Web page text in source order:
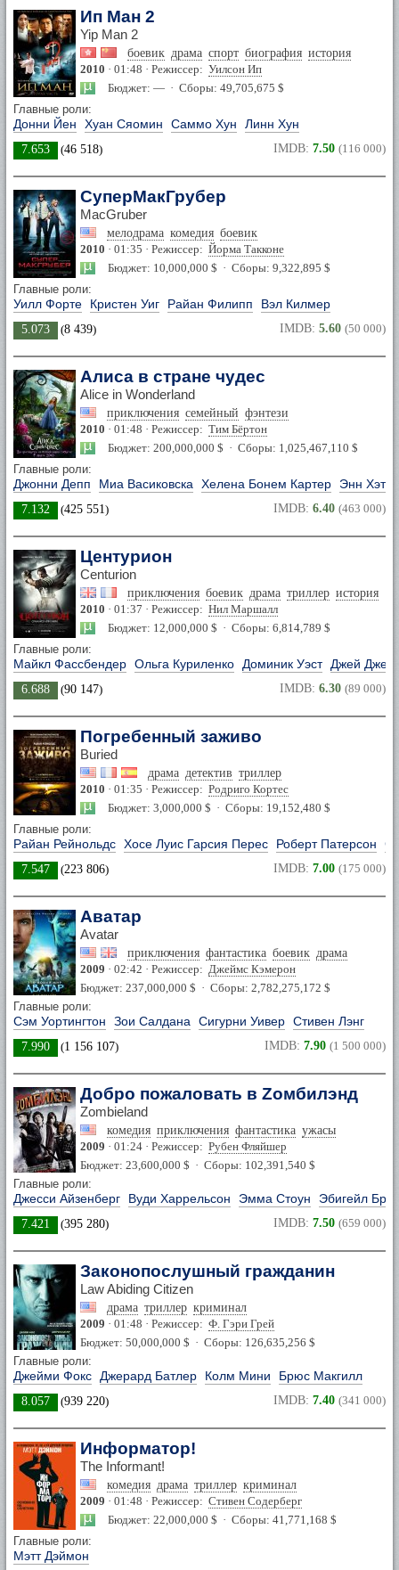
Ип Ман 2
Yip Man 2
боевик драма спорт биография история
2010 · 01:48 · Режиссер: Уилсон Ип
Бюджет: — · Сборы: 49,705,675 $
Главные роли:
Донни Йен Хуан Сяомин Саммо Хун Линн Хун
7.653 (46 518) IMDB: 7.50 (116 000)
СуперМакГрубер
MacGruber
мелодрама комедия боевик
2010 · 01:35 · Режиссер: Йорма Такконе
Бюджет: 10,000,000 $ · Сборы: 9,322,895 $
Главные роли:
Уилл Форте Кристен Уиг Райан Филипп Вэл Килмер
5.073 (8 439) IMDB: 5.60 (50 000)
Алиса в стране чудес
Alice in Wonderland
приключения семейный фэнтези
2010 · 01:48 · Режиссер: Тим Бёртон
Бюджет: 200,000,000 $ · Сборы: 1,025,467,110 $
Главные роли:
Джонни Депп Миа Васиковска Хелена Бонем Картер Энн
7.132 (425 551) IMDB: 6.40 (463 000)
Центурион
Centurion
приключения боевик драма триллер история
2010 · 01:37 · Режиссер: Нил Маршалл
Бюджет: 12,000,000 $ · Сборы: 6,814,789 $
Главные роли:
Майкл Фассбендер Ольга Куриленко Доминик Уэст Джей Джей
6.688 (90 147) IMDB: 6.30 (89 000)
Погребенный заживо
Buried
драма детектив триллер
2010 · 01:35 · Режиссер: Родриго Кортес
Бюджет: 3,000,000 $ · Сборы: 19,152,480 $
Главные роли:
Райан Рейнольдс Хосе Луис Гарсия Перес Роберт Патерсон
7.547 (223 806) IMDB: 7.00 (175 000)
Аватар
Avatar
приключения фантастика боевик драма
2009 · 02:42 · Режиссер: Джеймс Кэмерон
Бюджет: 237,000,000 $ · Сборы: 2,782,275,172 $
Главные роли:
Сэм Уортингтон Зои Салдана Сигурни Уивер Стивен Лэнг
7.990 (1 156 107) IMDB: 7.90 (1 500 000)
Добро пожаловать в Zомбилэнд
Zombieland
комедия приключения фантастика ужасы
2009 · 01:24 · Режиссер: Рубен Фляйшер
Бюджет: 23,600,000 $ · Сборы: 102,391,540 $
Главные роли:
Джесси Айзенберг Вуди Харрельсон Эмма Стоун Эбигейл
7.421 (395 280) IMDB: 7.50 (659 000)
Законопослушный гражданин
Law Abiding Citizen
драма триллер криминал
2009 · 01:48 · Режиссер: Ф. Гэри Грей
Бюджет: 50,000,000 $ · Сборы: 126,635,256 $
Главные роли:
Джейми Фокс Джерард Батлер Колм Мини Брюс Макгилл
8.057 (939 220) IMDB: 7.40 (341 000)
Информатор!
The Informant!
комедия драма триллер криминал
2009 · 01:48 · Режиссер: Стивен Содерберг
Бюджет: 22,000,000 $ · Сборы: 41,771,168 $
Главные роли:
Мэтт Дэймон